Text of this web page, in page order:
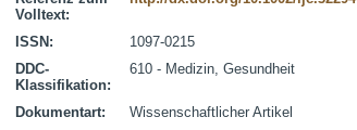
Volltext:
ISSN:
1097-0215
DDC-
Klassifikation:
610 - Medizin, Gesundheit
Dokumentart:
Wissenschaftlicher Artikel